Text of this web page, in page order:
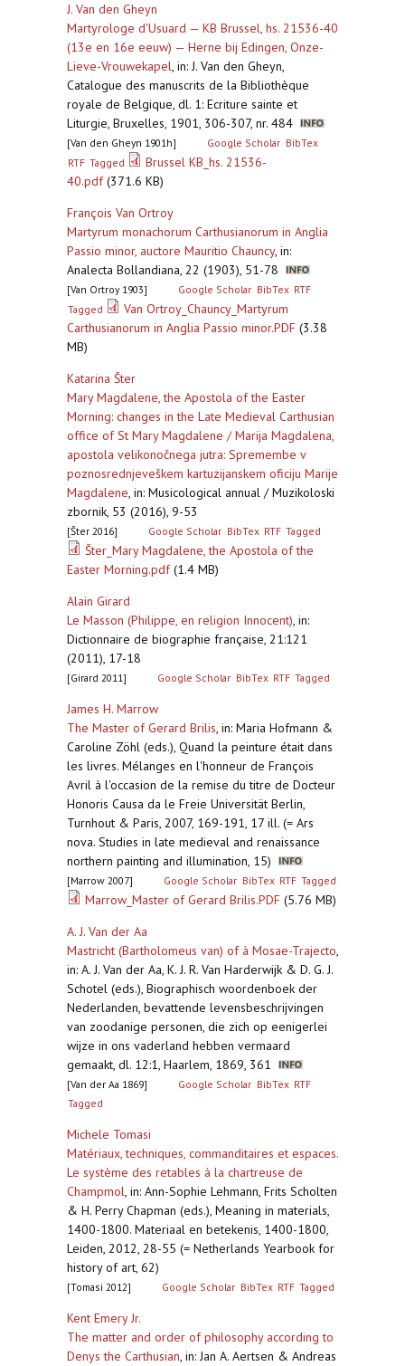
J. Van den Gheyn
Martyrologe d'Usuard — KB Brussel, hs. 21536-40
(13e en 16e eeuw) — Herne bij Edingen, Onze-
Lieve-Vrouwekapel, in: J. Van den Gheyn,
Catalogue des manuscrits de la Bibliothèque
royale de Belgique, dl. 1: Ecriture sainte et
Liturgie, Bruxelles, 1901, 306-307, nr. 484
[Van den Gheyn 1901h] Google Scholar BibTex
RTF Tagged
Brussel KB_hs. 21536-
40.pdf(371.6 KB)
François Van Ortroy
Martyrum monachorum Carthusianorum in Anglia
Passio minor, auctore Mauritio Chauncy, in:
Analecta Bollandiana, 22 (1903), 51-78
[Van Ortroy 1903] Google Scholar BibTex RTF
Tagged
Van Ortroy_Chauncy_Martyrum
Carthusianorum in Anglia Passio minor.PDF (3.38
MB)
Katarina Šter
Mary Magdalene, the Apostola of the Easter
Morning: changes in the Late Medieval Carthusian
office of St Mary Magdalene / Marija Magdalena,
apostola velikonočnega jutra: Spremembe v
poznosrednjeveškem kartuzijanskem oficiju Marije
Magdalene, in: Musicological annual / Muzikoloski
zbornik, 53 (2016), 9-53
[Šter 2016] Google Scholar BibTex RTF Tagged
Šter_Mary Magdalene, the Apostola of the
Easter Morning.pdf(1.4 MB)
Alain Girard
Le Masson (Philippe, en religion Innocent), in:
Dictionnaire de biographie française, 21:121
(2011), 17-18
[Girard 2011] Google Scholar BibTex RTF Tagged
James H. Marrow
The Master of Gerard Brilis, in: Maria Hofmann &
Caroline Zöhl (eds.), Quand la peinture était dans
les livres. Mélanges en l'honneur de François
Avril à l'occasion de la remise du titre de Docteur
Honoris Causa da le Freie Universität Berlin,
Turnhout & Paris, 2007, 169-191, 17 ill. (= Ars
nova. Studies in late medieval and renaissance
northern painting and illumination, 15)
[Marrow 2007] Google Scholar BibTex RTF Tagged
Marrow_Master of Gerard Brilis.PDF (5.76 MB)
A. J. Van der Aa
Mastricht (Bartholomeus van) of à Mosae-Trajecto,
in: A. J. Van der Aa, K. J. R. Van Harderwijk & D. G. J.
Schotel (eds.), Biographisch woordenboek der
Nederlanden, bevattende levensbeschrijvingen
van zoodanige personen, die zich op eenigerlei
wijze in ons vaderland hebben vermaard
gemaakt, dl. 12:1, Haarlem, 1869, 361
[Van der Aa 1869] Google Scholar BibTex RTF
Tagged
Michele Tomasi
Matériaux, techniques, commanditaires et espaces.
Le système des retables à la chartreuse de
Champmol, in: Ann-Sophie Lehmann, Frits Scholten
& H. Perry Chapman (eds.), Meaning in materials,
1400-1800. Materiaal en betekenis, 1400-1800,
Leiden, 2012, 28-55 (= Netherlands Yearbook for
history of art, 62)
[Tomasi 2012] Google Scholar BibTex RTF Tagged
Kent Emery Jr.
The matter and order of philosophy according to
Denys the Carthusian, in: Jan A. Aertsen & Andreas